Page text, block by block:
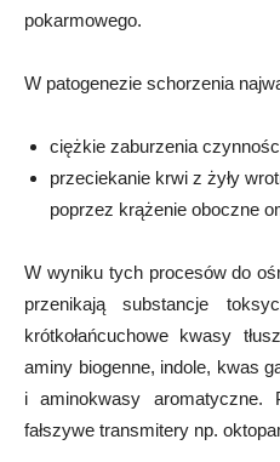
pokarmowego.
W patogenezie schorzenia
ciężkie zaburzenia
przeciekanie krwi z żyły
poprzez krążenie oboczne
W wyniku tych procesów do
przenikają substancje
krótkołańcuchowe kwasy
aminy biogenne, indole, kwas
i aminokwasy aromatyczne.
fałszywe transmitery np.